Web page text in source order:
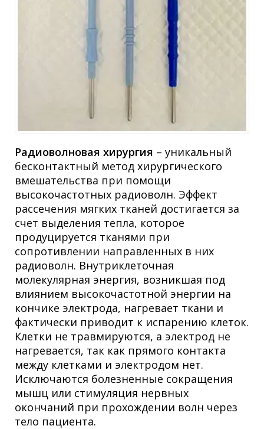
Радиоволновая хирургия – уникальный
бесконтактный метод хирургического
вмешательства при помощи
высокочастотных радиоволн. Эффект
рассечения мягких тканей достигается за
счет выделения тепла, которое
продуцируется тканями при
сопротивлении направленных в них
радиоволн. Внутриклеточная
молекулярная энергия, возникшая под
влиянием высокочастотной энергии на
кончике электрода, нагревает ткани и
фактически приводит к испарению клеток.
Клетки не травмируются, а электрод не
нагревается, так как прямого контакта
между клетками и электродом нет.
Исключаются болезненные сокращения
мышц или стимуляция нервных
окончаний при прохождении волн через
тело пациента.